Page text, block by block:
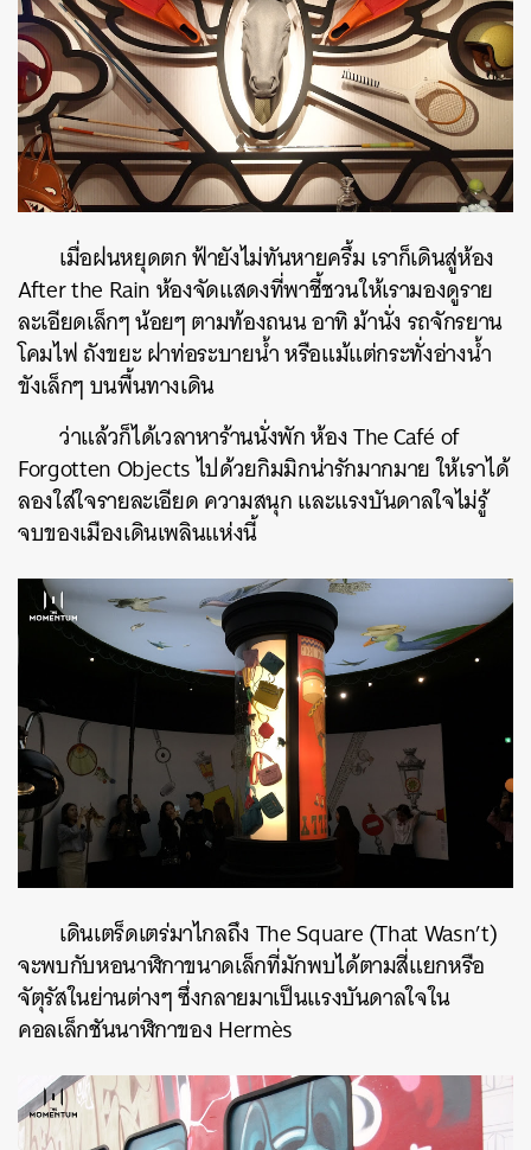
เมื่อฝนหยุดตก ฟ้ายังไม่ทันหายครึ้ม เราก็เดินสู่ห้อง
After the Rain ห้องจัดแสดงที่พาชี้ชวนให้เรามองดูราย
ละเอียดเล็กๆ น้อยๆ ตามท้องถนน อาทิ ม้านั่ง รถจักรยาน
โคมไฟ ถังขยะ ฝาท่อระบายน้ำ หรือแม้แต่กระทั่งอ่างน้ำ
ขังเล็กๆ บนพื้นทางเดิน
ว่าแล้วก็ได้เวลาหาร้านนั่งพัก ห้อง The Café of
Forgotten Objects ไปด้วยกิมมิกน่ารักมากมาย ให้เราได้
ลองใส่ใจรายละเอียด ความสนุก และแรงบันดาลใจไม่รู้
จบของเมืองเดินเพลินแห่งนี้
เดินเตร็ดเตร่มาไกลถึง The Square (That Wasn’t)
จะพบกับหอนาฬิกาขนาดเล็กที่มักพบได้ตามสี่แยกหรือ
จัตุรัสในย่านต่างๆ ซึ่งกลายมาเป็นแรงบันดาลใจใน
คอลเล็กชันนาฬิกาของ Hermès